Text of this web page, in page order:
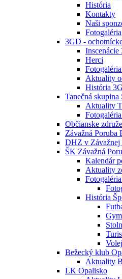
História
Kontakty
Naši
Fotogaléria
3GD -
Inscenácie
Herci
Aktuality
História
Tanečná skupina
Aktuality
Občianske
Závažná Poruba
DHZ v Závažnej
ŠK Závažná
Kalendár
Aktuality
História
Bežecký klub
Aktuality
LK Opalisko